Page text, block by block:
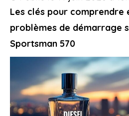
Les clés pour comprendre
problèmes de démarrage
Sportsman 570